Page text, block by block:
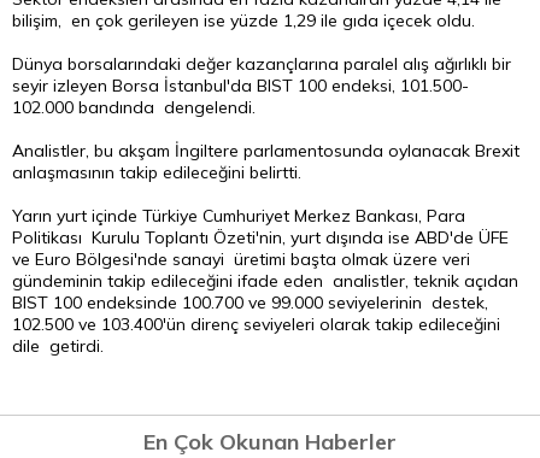
bilişim, en çok gerileyen ise yüzde 1,29 ile gıda içecek oldu.
Dünya borsalarındaki değer kazançlarına paralel alış ağırlıklı bir
seyir izleyen Borsa İstanbul'da BIST 100 endeksi, 101.500-
102.000 bandında dengelendi.
Analistler, bu akşam İngiltere parlamentosunda oylanacak Brexit
anlaşmasının takip edileceğini belirtti.
Yarın yurt içinde Türkiye Cumhuriyet Merkez Bankası, Para
Politikası Kurulu Toplantı Özeti'nin, yurt dışında ise ABD'de ÜFE
ve Euro Bölgesi'nde sanayi üretimi başta olmak üzere veri
gündeminin takip edileceğini ifade eden analistler, teknik açıdan
BIST 100 endeksinde 100.700 ve 99.000 seviyelerinin destek,
102.500 ve 103.400'ün direnç seviyeleri olarak takip edileceğini
dile getirdi.
En Çok Okunan Haberler